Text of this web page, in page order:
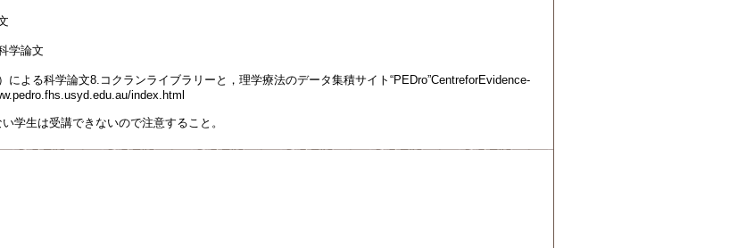
学論文
による科学論文8.コクランライブラリーと，理学療法のデータ集積サイト“PEDro”CentreforEvidence-
index.html
学生は受講できないので注意すること。